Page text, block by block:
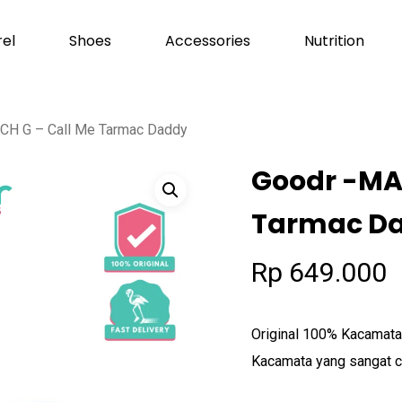
Shoes Accessories Nutrition
Cart
G – Call Me Tarmac Daddy
Goodr -
Tarmac
Rp 649.000
Original 100%
Kacamata yang sangat